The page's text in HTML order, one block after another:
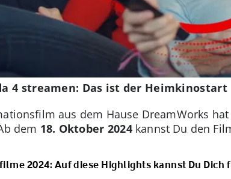
4 streamen: Das ist der Heimkinostart
aus dem Hause DreamWorks
dem 18. Oktober 2024kannst Du den
2024: Auf diese Highlights kannst Du Dich